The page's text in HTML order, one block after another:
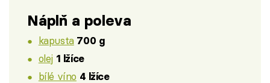
Náplň a poleva
kapusta 700 g
olej 1 lžíce
bílé víno 4 lžíce